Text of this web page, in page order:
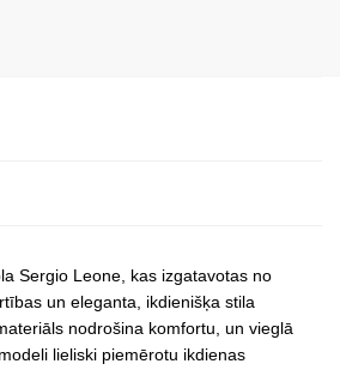
Sergio Leone, kas izgatavotas no
un eleganta, ikdienišķa stila
nodrošina komfortu, un vieglā
lieliski piemērotu ikdienas